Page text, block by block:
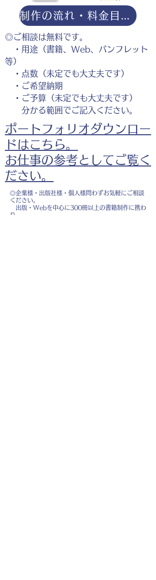
◎ご相談は無料です。
・用途（書籍、Web、パンフレット
等）
・点数（未定でも大丈夫です）
・ご希望納期
・ご予算（未定でも大丈夫です）
分かる範囲でご記入ください。
ポートフォリオダウンロー
ドはこちら。
お仕事の参考としてご覧く
ださい。
◎企業様・出版社様・個人様問わずお気軽にご相談
ください。
出版・Webを中心に300冊以上の書籍制作に携わ
り、